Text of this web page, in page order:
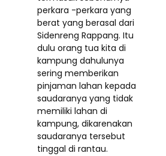
perkara -perkara yang
berat yang berasal dari
Sidenreng Rappang. Itu
dulu orang tua kita di
kampung dahulunya
sering memberikan
pinjaman lahan kepada
saudaranya yang tidak
memiliki lahan di
kampung, dikarenakan
saudaranya tersebut
tinggal di rantau.